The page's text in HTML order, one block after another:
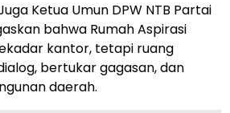
Ketua Umun DPW NTB Partai
bahwa Rumah Aspirasi
kantor, tetapi ruang
bertukar gagasan, dan
daerah.